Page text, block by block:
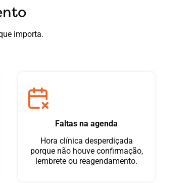
importa.
Faltas na agenda
Hora clínica desperdiçada
porque não houve confirmação,
lembrete ou reagendamento.